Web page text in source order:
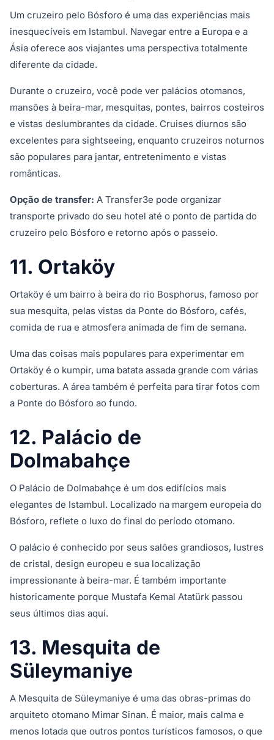
Um cruzeiro pelo Bósforo é uma das experiências mais
inesquecíveis em Istambul. Navegar entre a Europa e a
Ásia oferece aos viajantes uma perspectiva totalmente
diferente da cidade.
Durante o cruzeiro, você pode ver palácios otomanos,
mansões à beira-mar, mesquitas, pontes, bairros costeiros
e vistas deslumbrantes da cidade. Cruises diurnos são
excelentes para sightseeing, enquanto cruzeiros noturnos
são populares para jantar, entretenimento e vistas
românticas.
Opção de transfer: A Transfer3e pode organizar
transporte privado do seu hotel até o ponto de partida do
cruzeiro pelo Bósforo e retorno após o passeio.
11. Ortaköy
Ortaköy é um bairro à beira do rio Bosphorus, famoso por
sua mesquita, pelas vistas da Ponte do Bósforo, cafés,
comida de rua e atmosfera animada de fim de semana.
Uma das coisas mais populares para experimentar em
Ortaköy é o kumpir, uma batata assada grande com várias
coberturas. A área também é perfeita para tirar fotos com
a Ponte do Bósforo ao fundo.
12. Palácio de
Dolmabahçe
O Palácio de Dolmabahçe é um dos edifícios mais
elegantes de Istambul. Localizado na margem europeia do
Bósforo, reflete o luxo do final do período otomano.
O palácio é conhecido por seus salões grandiosos, lustres
de cristal, design europeu e sua localização
impressionante à beira-mar. É também importante
historicamente porque Mustafa Kemal Atatürk passou
seus últimos dias aqui.
13. Mesquita de
Süleymaniye
A Mesquita de Süleymaniye é uma das obras-primas do
arquiteto otomano Mimar Sinan. É maior, mais calma e
menos lotada que outros pontos turísticos famosos, o que